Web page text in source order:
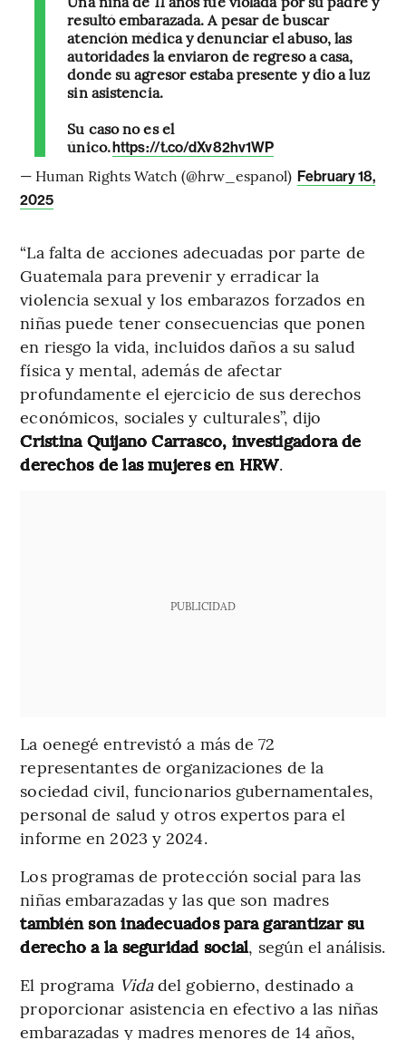
resultó embarazada. A pesar de buscar
atención médica y denunciar el abuso, las
autoridades la enviaron de regreso a casa,
donde su agresor estaba presente y dio a luz
sin asistencia.
Su caso no es el
único. https://t.co/dXv82hv1WP
— Human Rights Watch (@hrw_espanol) February 18,
2025
“La falta de acciones adecuadas por parte de
Guatemala para prevenir y erradicar la
violencia sexual y los embarazos forzados en
niñas puede tener consecuencias que ponen
en riesgo la vida, incluidos daños a su salud
física y mental, además de afectar
profundamente el ejercicio de sus derechos
económicos, sociales y culturales”, dijo
Cristina Quijano Carrasco, investigadora de
derechos de las mujeres en HRW.
PUBLICIDAD
La oenegé entrevistó a más de 72
representantes de organizaciones de la
sociedad civil, funcionarios gubernamentales,
personal de salud y otros expertos para el
informe en 2023 y 2024.
Los programas de protección social para las
niñas embarazadas y las que son madres
también son inadecuados para garantizar su
derecho a la seguridad social, según el análisis.
El programa Vidadel gobierno, destinado a
proporcionar asistencia en efectivo a las niñas
embarazadas y madres menores de 14 años,